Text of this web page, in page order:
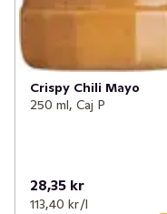
Crispy Chili Mayo
250 ml, Caj P
28,35 kr
113,40 kr /l